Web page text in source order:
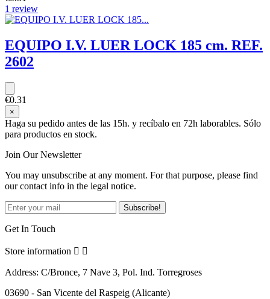
1 review
EQUIPO I.V. LUER LOCK 185 cm. REF.
2602
€0.31
×
Haga su pedido antes de las 15h. y recíbalo en 72h laborables. Sólo
para productos en stock.
Join Our Newsletter
You may unsubscribe at any moment. For that purpose, please find
our contact info in the legal notice.
Get In Touch
Store information  
Address: C/Bronce, 7 Nave 3, Pol. Ind. Torregroses
03690 - San Vicente del Raspeig (Alicante)